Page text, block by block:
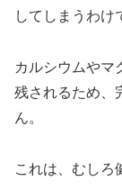
してしまうわけ
カルシウムやマ
残されるため、
ん。
これは、むしろ